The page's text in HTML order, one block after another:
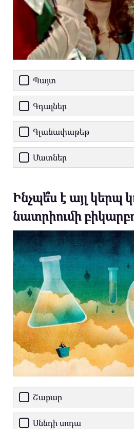
Պայտ
Գդալներ
Գլանափաթեթ
Մատներ
Ինչպե՞ս է այլ կերպ
նատրիումի
Շաքար
Սննդի սոդա